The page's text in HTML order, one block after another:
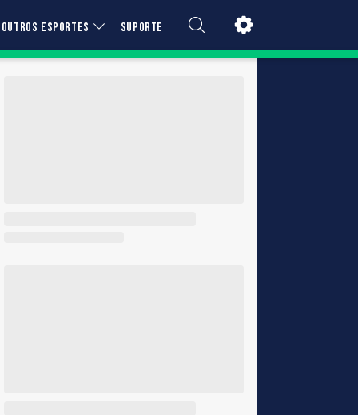
OUTROS ESPORTES SUPORTE